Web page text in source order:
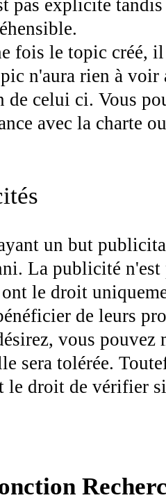
pas explicite
fois le topic créé,
n'aura rien à voir
de celui ci. Vous
avec la charte
un but
La publicité n'est
le droit
de leurs
vous pouvez
sera tolérée.
le droit de vérifier